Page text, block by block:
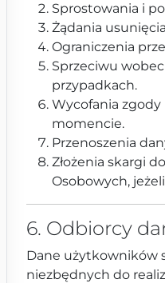
Sprostowania i
Żądania
Ograniczenia
Sprzeciwu
przypadkach.
Wycofania
momencie.
Przenoszenia
Złożenia skargi
Osobowych,
6. Odbiorcy
Dane użytkowników
niezbędnych do